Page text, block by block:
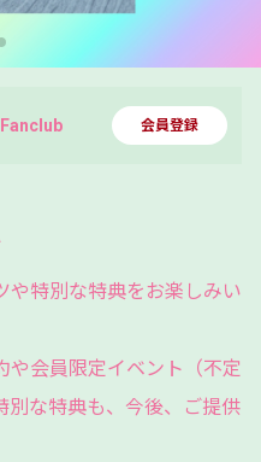
会員登録
や特別な特典をお楽しみい
や会員限定イベント（不定
別な特典も、今後、ご提供